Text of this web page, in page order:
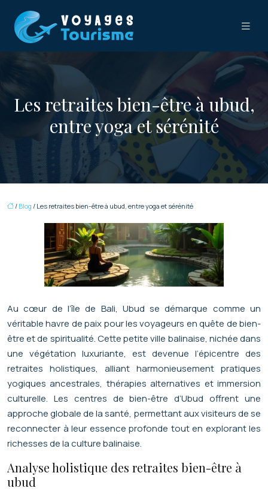
Les retraites bien-être à ubud,
entre yoga et sérénité
/ Blog / Les retraites bien-être à ubud, entre yoga et sérénité
Au cœur de l’île de Bali, Ubud se démarque comme un
véritable havre de paix pour les voyageurs en quête de bien-
être et de spiritualité. Cette petite ville balinaise, nichée dans
une végétation luxuriante, est devenue l’épicentre des
retraites holistiques, alliant harmonieusement pratiques
yogiques ancestrales, thérapies alternatives et immersion
culturelle. Les centres de bien-être d’Ubud offrent une
approche globale de la santé, permettant aux visiteurs de se
reconnecter à leur essence profonde tout en explorant les
richesses de la culture balinaise.
Analyse holistique des retraites bien-être à
ubud